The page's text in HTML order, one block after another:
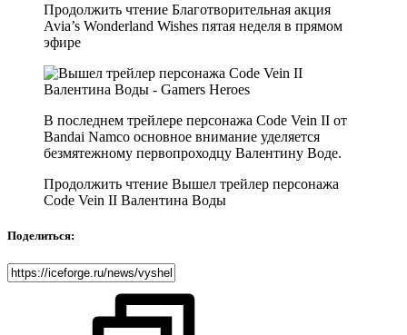
Продолжить чтение Благотворительная акция
Avia’s Wonderland Wishes пятая неделя в прямом
эфире
В последнем трейлере персонажа Code Vein II от
Bandai Namco основное внимание уделяется
безмятежному первопроходцу Валентину Воде.
Продолжить чтение Вышел трейлер персонажа
Code Vein II Валентина Воды
Поделиться: